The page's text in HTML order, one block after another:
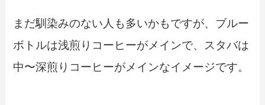
まだ馴染みのない人も多いかもですが、ブルー
ボトルは浅煎りコーヒーがメインで、スタバは
中〜深煎りコーヒーがメインなイメージです。